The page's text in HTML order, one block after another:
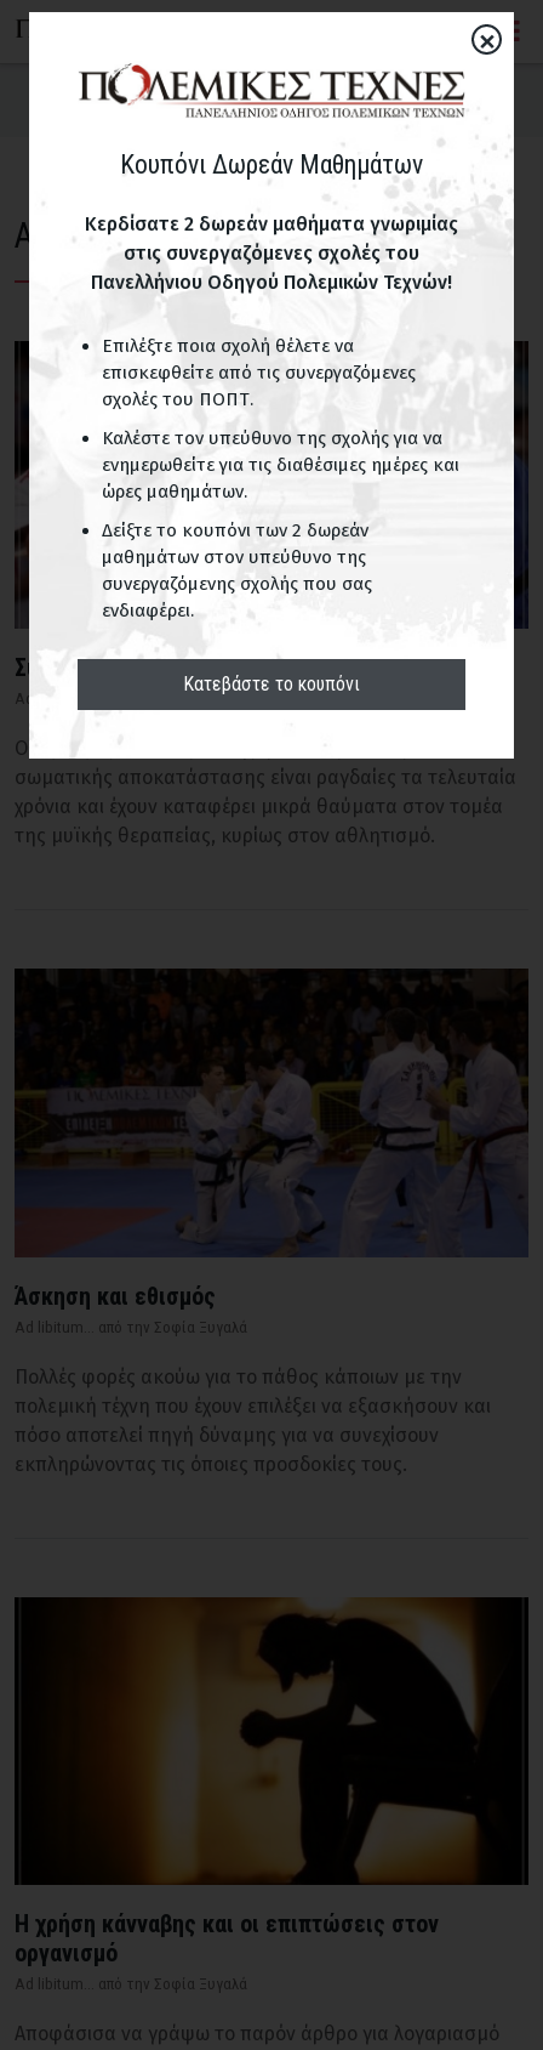
Ad libitum... από την Σοφία Ξυγαλά
Άρθρα
Συνεντεύξεις
Θεωρητικώς ειπείν... από τον Γρηγόρη Μηλιαρέση
Τέχνη του Ευ ζην... από την Ελευθερία Καζαντζή
Λόγια πάνω στο Δρόμο... από τον Νίκο Κορρέ
Ad libitum... από την Σοφία Ξυγαλά
Ad libitum... από την Σοφία Ξυγαλά
Σύγχρονες μέθοδοι σωματικής αποκατάστασης
Ad libitum... από την Σοφία Ξυγαλά
Οι εξελίξεις στον τομέα της φυσιοθεραπείας και
σωματικής αποκατάστασης είναι ραγδαίες τα τελευταία
χρόνια και έχουν καταφέρει μικρά θαύματα στον τομέα
της μυϊκής θεραπείας, κυρίως στον αθλητισμό.
Άσκηση και εθισμός
Ad libitum... από την Σοφία Ξυγαλά
Πολλές φορές ακούω για το πάθος κάποιων με την
πολεμική τέχνη που έχουν επιλέξει να εξασκήσουν και
πόσο αποτελεί πηγή δύναμης για να συνεχίσουν
εκπληρώνοντας τις όποιες προσδοκίες τους.
Η χρήση κάνναβης και οι επιπτώσεις στον
οργανισμό
Ad libitum... από την Σοφία Ξυγαλά
Αποφάσισα να γράψω το παρόν άρθρο για λογαριασμό
×
Κουπόνι Δωρεάν Μαθημάτων
Κερδίσατε 2 δωρεάν μαθήματα γνωριμίας
στις συνεργαζόμενες σχολές του
Πανελλήνιου Οδηγού Πολεμικών Τεχνών!
Επιλέξτε ποια σχολή θέλετε να
επισκεφθείτε από τις συνεργαζόμενες
σχολές του ΠΟΠΤ.
Καλέστε τον υπεύθυνο της σχολής για να
ενημερωθείτε για τις διαθέσιμες ημέρες και
ώρες μαθημάτων.
Δείξτε το κουπόνι των 2 δωρεάν
μαθημάτων στον υπεύθυνο της
συνεργαζόμενης σχολής που σας
ενδιαφέρει.
Κατεβάστε το κουπόνι